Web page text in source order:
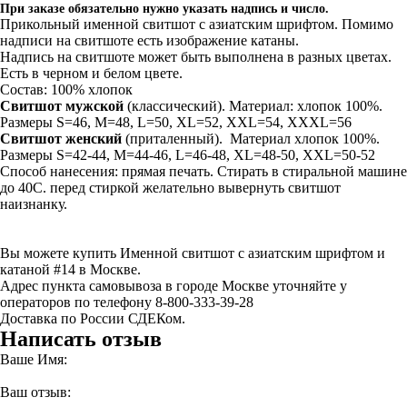
При заказе обязательно нужно указать надпись и число.
Прикольный именной свитшот с азиатским шрифтом. Помимо
надписи на свитшоте есть изображение катаны.
Надпись на свитшоте может быть выполнена в разных цветах.
Есть в черном и белом цвете.
Состав: 100% хлопок
Свитшот мужской (классический). Материал: хлопок 100%.
Размеры S=46, M=48, L=50, XL=52, XXL=54, XXXL=56
Свитшот женский (приталенный). Материал хлопок 100%.
Размеры S=42-44, M=44-46, L=46-48, XL=48-50, XXL=50-52
Способ нанесения: прямая печать. Стирать в стиральной машине
до 40С. перед стиркой желательно вывернуть свитшот
наизнанку.
Вы можете купить Именной свитшот с азиатским шрифтом и
катаной #14 в Москве.
Адрес пункта самовывоза в городе Москве уточняйте у
операторов по телефону 8-800-333-39-28
Доставка по России СДЕКом.
Написать отзыв
Ваше Имя:
Ваш отзыв: